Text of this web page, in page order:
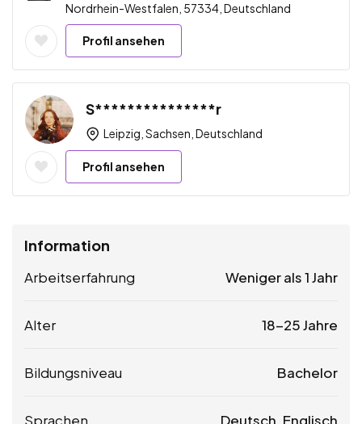
Nordrhein-Westfalen, 57334, Deutschland
Profil ansehen
S***************r
Leipzig, Sachsen, Deutschland
Profil ansehen
Information
Arbeitserfahrung Weniger als 1 Jahr
Alter 18-25 Jahre
Bildungsniveau Bachelor
Sprachen Deutsch, Englisch